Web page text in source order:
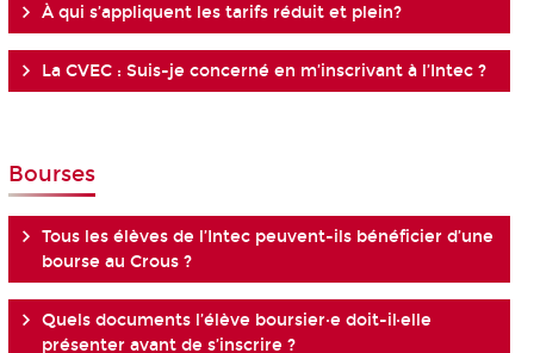
À qui s’appliquent les tarifs réduit et plein?
La CVEC : Suis-je concerné en m’inscrivant à l’Intec ?
Bourses
Tous les élèves de l’Intec peuvent-ils bénéficier d’une
bourse au Crous ?
Quels documents l’élève boursier·e doit-il·elle
présenter avant de s’inscrire ?